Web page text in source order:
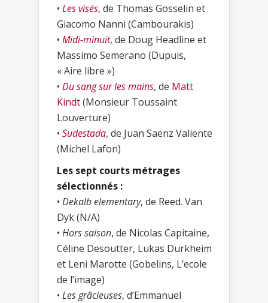
• Les visés, de Thomas Gosselin et
Giacomo Nanni (Cambourakis)
• Midi-minuit, de Doug Headline et
Massimo Semerano (Dupuis,
« Aire libre »)
• Du sang sur les mains, de Matt
Kindt(Monsieur Toussaint
Louverture)
• Sudestada, de Juan Saenz Valiente
(Michel Lafon)
Les sept courts métrages
sélectionnés :
• Dekalb elementary, de Reed. Van
Dyk (N/A)
• Hors saison, de Nicolas Capitaine,
Céline Desoutter, Lukas Durkheim
et Leni Marotte (Gobelins, L’ecole
de l’image)
• Les grâcieuses, d’Emmanuel